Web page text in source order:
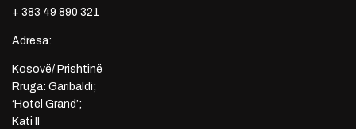
+ 383 49 890 321
Adresa:
Kosovë/ Prishtinë
Rruga: Garibaldi;
‘Hotel Grand’;
Kati II